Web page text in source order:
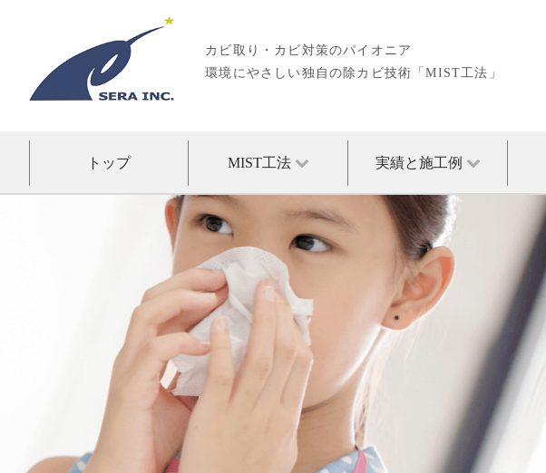
カビ取り・カビ対策のパイオニア
環境にやさしい独自の除カビ技術「MIST工法」
トップ MIST工法 実績と施工例